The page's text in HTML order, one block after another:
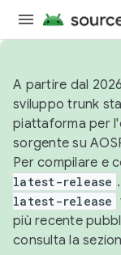
A partire dal
sviluppo trunk
piattaforma per
sorgente su
Per compilare e
latest-release
latest-release
più recente
consulta la